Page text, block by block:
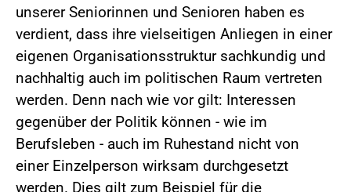
unserer Seniorinnen und Senioren haben es
verdient, dass ihre vielseitigen Anliegen in einer
eigenen Organisationsstruktur sachkundig und
nachhaltig auch im politischen Raum vertreten
werden. Denn nach wie vor gilt: Interessen
gegenüber der Politik können - wie im
Berufsleben - auch im Ruhestand nicht von
einer Einzelperson wirksam durchgesetzt
werden. Dies gilt zum Beispiel für die